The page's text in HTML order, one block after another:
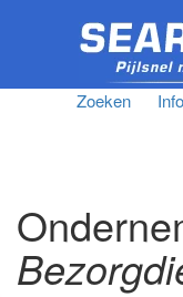
Zoeken